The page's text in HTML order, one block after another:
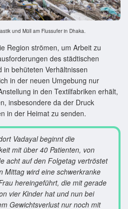
und Müll am Flussufer in Dhaka.
Region strömen, um Arbeit zu
des städtischen
behüteten Verhältnissen
in der neuen Umgebung nur
in den Textilfabriken erhält,
insbesondere da der Druck
in der Heimat zu senden.
Vadayal beginnt die
mit über 40 Patienten, von
acht auf den Folge­tag vertröstet
Mittag wird eine schwer­kranke
herein­geführt, die mit gerade
vier Kinder hat und nun bei
Gewichts­verlust nur noch mit